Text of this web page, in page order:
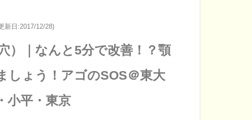
新日:2017/12/28)
｜なんと5分で改善！？顎
しょう！アゴのSOS＠東大
小平・東京